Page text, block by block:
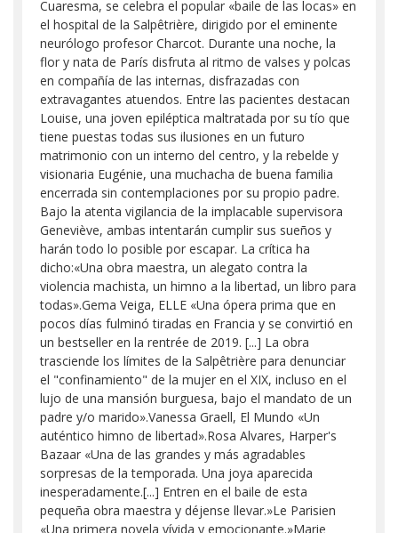
Cuaresma, se celebra el popular «baile de las locas» en
el hospital de la Salpêtrière, dirigido por el eminente
neurólogo profesor Charcot. Durante una noche, la
flor y nata de París disfruta al ritmo de valses y polcas
en compañía de las internas, disfrazadas con
extravagantes atuendos. Entre las pacientes destacan
Louise, una joven epiléptica maltratada por su tío que
tiene puestas todas sus ilusiones en un futuro
matrimonio con un interno del centro, y la rebelde y
visionaria Eugénie, una muchacha de buena familia
encerrada sin contemplaciones por su propio padre.
Bajo la atenta vigilancia de la implacable supervisora
Geneviève, ambas intentarán cumplir sus sueños y
harán todo lo posible por escapar. La crítica ha
dicho:«Una obra maestra, un alegato contra la
violencia machista, un himno a la libertad, un libro para
todas».Gema Veiga, ELLE «Una ópera prima que en
pocos días fulminó tiradas en Francia y se convirtió en
un bestseller en la rentrée de 2019. [...] La obra
trasciende los límites de la Salpêtrière para denunciar
el "confinamiento" de la mujer en el XIX, incluso en el
lujo de una mansión burguesa, bajo el mandato de un
padre y/o marido».Vanessa Graell, El Mundo «Un
auténtico himno de libertad».Rosa Alvares, Harper's
Bazaar «Una de las grandes y más agradables
sorpresas de la temporada. Una joya aparecida
inesperadamente.[...] Entren en el baile de esta
pequeña obra maestra y déjense llevar.»Le Parisien
«Una primera novela vívida y emocionante.»Marie